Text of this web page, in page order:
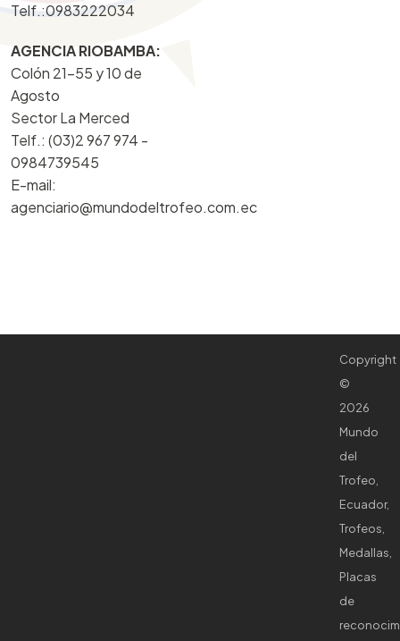
Telf.:0983222034
AGENCIA RIOBAMBA:
Colón 21-55 y 10 de
Agosto
Sector La Merced
Telf.: (03)2 967 974 -
0984739545
E-mail:
agenciario@mundodeltrofeo.com.ec
Copyright
©
2026
Mundo
del
Trofeo,
Ecuador,
Trofeos,
Medallas,
Placas
de